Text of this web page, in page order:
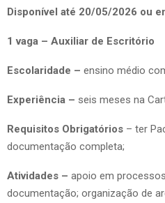
Disponível até 20/05/2026 ou
1 vaga – Auxiliar de Escritório
Escolaridade – ensino médio
Experiência – seis meses na
Requisitos Obrigatórios – ter
documentação completa;
Atividades – apoio em
documentação; organização de